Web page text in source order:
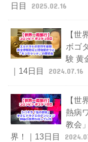
日目
2025.02.16
【世
ボゴ
験 黄
｜14日目
2024.07.16
【世
熱病
教会
界！｜13日目